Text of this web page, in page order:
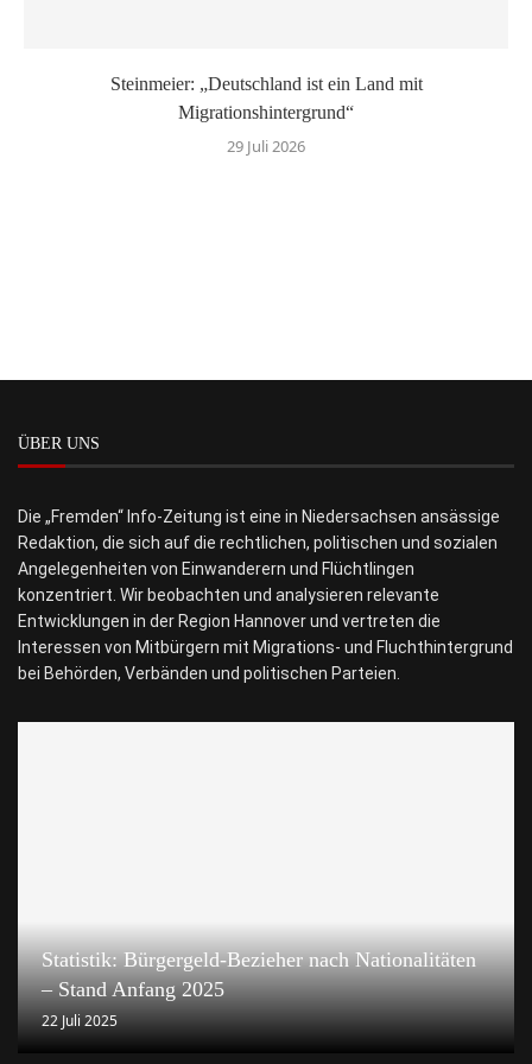
Steinmeier: „Deutschland ist ein Land mit
Migrationshintergrund“
29 Juli 2026
ÜBER UNS
Die „Fremden“ Info-Zeitung ist eine in Niedersachsen ansässige
Redaktion, die sich auf die rechtlichen, politischen und sozialen
Angelegenheiten von Einwanderern und Flüchtlingen
konzentriert. Wir beobachten und analysieren relevante
Entwicklungen in der Region Hannover und vertreten die
Interessen von Mitbürgern mit Migrations- und Fluchthintergrund
bei Behörden, Verbänden und politischen Parteien.
Statistik: Bürgergeld-Bezieher nach Nationalitäten
– Stand Anfang 2025
22 Juli 2025